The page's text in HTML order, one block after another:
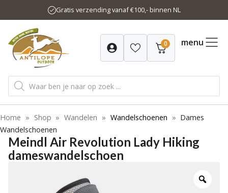
naar
inhoud
Gratis verzending vanaf €100,- binnen NL
0 menu
Producten
zoeken
Home » Shop » Wandelen » Wandelschoenen » Dames
Wandelschoenen
Meindl Air Revolution Lady Hiking
dameswandelschoen